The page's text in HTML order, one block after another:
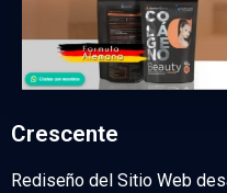
Crescente
Rediseño del Sitio Web